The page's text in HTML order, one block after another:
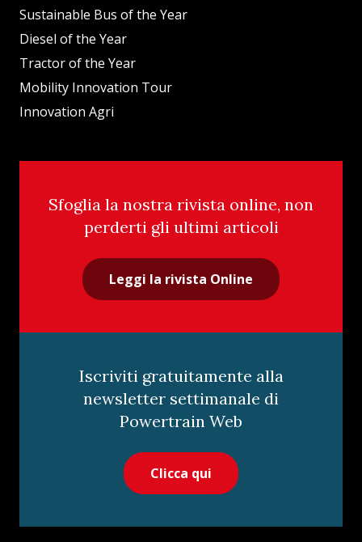
Sustainable Bus of the Year
Diesel of the Year
Tractor of the Year
Mobility Innovation Tour
Innovation Agri
Sfoglia la nostra rivista online, non
perderti gli ultimi articoli
Leggi la rivista Online
Iscriviti gratuitamente alla
newsletter settimanale di
Powertrain Web
Clicca qui